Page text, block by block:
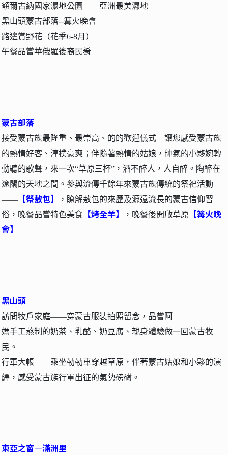
額爾古納國家濕地公園——亞洲最美濕地
黑山頭蒙古部落--篝火晚會
路邊賞野花（花季6-8月）
午餐品嘗華俄羅後裔民肴
蒙古部落
接受蒙古族最隆重、最崇高、的的歡迎儀式—讓您感受蒙古族
的熱情好客、淳樸豪爽；伴隨著熱情的姑娘，帥氣的小夥婉轉
動聽的歌聲，來一次“草原三杯”，酒不醉人，人自醉。陶醉在
遼闊的天地之間。參與流傳千餘年來蒙古族傳統的祭祀活動
——【祭敖包】
，瞭解敖包的來歷及源遠流長的蒙古信仰習
俗， 晚餐品嘗特色美食【烤全羊】 ，晚餐後開啟草原
【篝火晚
會】
黑山頭
訪問牧戶家庭——穿蒙古服裝拍照留念，品嘗阿
媽手工熬制的奶茶、乳酪、奶豆腐、親身體驗做一回蒙古牧
民。
行軍大帳——乘坐勒勒車穿越草原，伴著蒙古姑娘和小夥的演
繹，感受蒙古族行軍出征的氣勢磅礴。
東亞之窗—滿洲里